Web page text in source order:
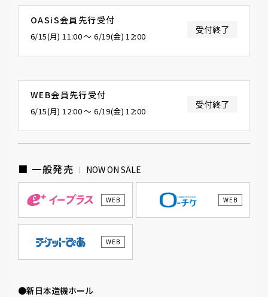
OASiS会員先行受付
6/15(月) 11:00 〜 6/19(金) 12:00
受付終了
WEB会員先行受付
6/15(月) 12:00 〜 6/19(金) 12:00
受付終了
■ 一般発売 NOW ON SALE
WEB WEB
WEB
●新日本造機ホール